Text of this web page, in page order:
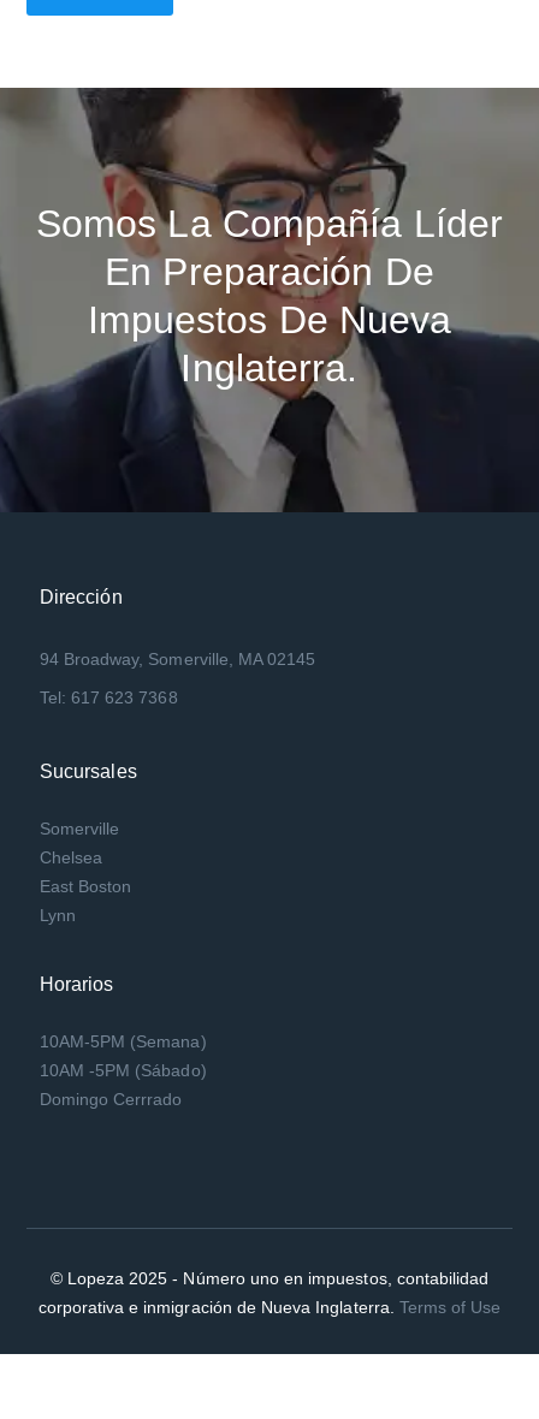
Somos La Compañía Líder
En Preparación De
Impuestos De Nueva
Inglaterra.
Dirección
94 Broadway, Somerville, MA 02145
Tel: 617 623 7368
Sucursales
Somerville
Chelsea
East Boston
Lynn
Horarios
10AM-5PM (Semana)
10AM -5PM (Sábado)
Domingo Cerrrado
© Lopeza 2025 - Número uno en impuestos, contabilidad
corporativa e inmigración de Nueva Inglaterra. Terms of Use